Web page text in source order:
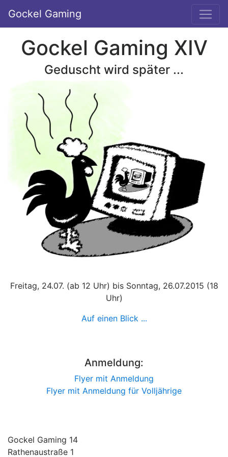
Gockel Gaming
Gockel Gaming XIV
Geduscht wird später ...
Freitag, 24.07. (ab 12 Uhr) bis Sonntag, 26.07.2015 (18
Uhr)
Auf einen Blick ...
Anmeldung:
Flyer mit Anmeldung
Flyer mit Anmeldung für Volljährige
Gockel Gaming 14
Rathenaustraße 1